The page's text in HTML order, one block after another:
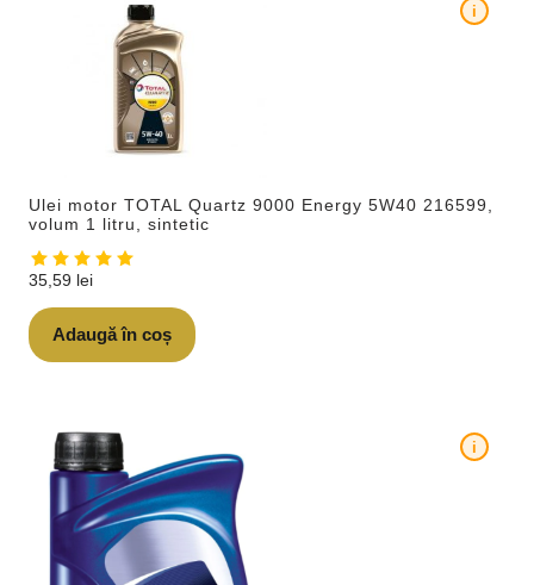
Ulei motor TOTAL Quartz 9000 Energy 5W40 216599,
volum 1 litru, sintetic
i
35,59 lei
Adaugă în coș
i